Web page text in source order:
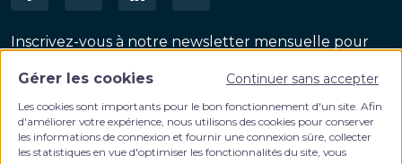
Inscrivez-vous à notre newsletter mensuelle pour
Email VALIDER
Gérer les cookies Continuer sans accepter
Les cookies sont importants pour le bon fonctionnement d'un site. Afin
d'améliorer votre expérience, nous utilisons des cookies pour conserver
les informations de connexion et fournir une connexion sûre, collecter
les statistiques en vue d'optimiser les fonctionnalités du site, vous